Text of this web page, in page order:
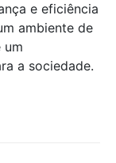
e eficiência
ambiente de
um
a sociedade.